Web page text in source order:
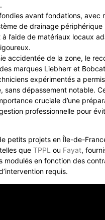
avant fondations, avec
de drainage
à l’aide de matériaux locaux
accidentée de la zone, le
marques Liebherr et
expérimentés a
sans dépassement notable.
cruciale d’une
professionnelle pour
petits projets en Île-de-
que TPPL ou Fayat,
modulés en fonction des
requis.